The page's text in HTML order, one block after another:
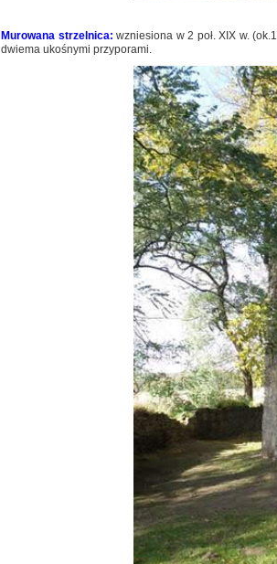
Murowana strzelnica: wzniesiona w 2 poł. XIX w.
dwiema ukośnymi przyporami.